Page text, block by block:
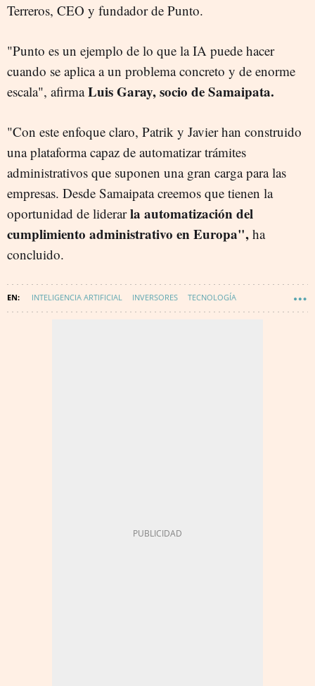
Terreros, CEO y fundador de Punto.
"Punto es un ejemplo de lo que la IA puede hacer
cuando se aplica a un problema concreto y de enorme
escala", afirmaLuis Garay, socio de Samaipata.
"Con este enfoque claro, Patrik y Javier han construido
una plataforma capaz de automatizar trámites
administrativos que suponen una gran carga para las
empresas. Desde Samaipata creemos que tienen la
oportunidad de liderarla automatización del
cumplimiento administrativo en Europa", ha
concluido.
INTELIGENCIA ARTIFICIAL INVERSORES TECNOLOGÍA